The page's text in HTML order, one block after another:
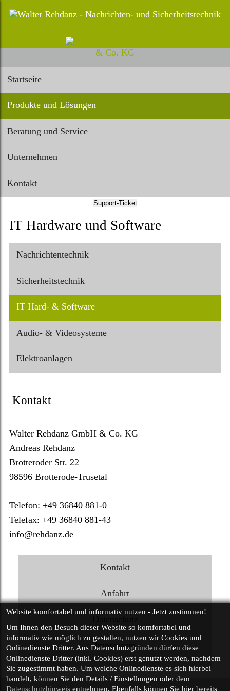
Startseite
Produkte und Lösungen
Beratung und Service
Unternehmen
Kontakt
Support-Ticket
IT Hardware und Software
Nachrichtentechnik
Sicherheitstechnik
IT Hard- & Software
Audio- & Videosysteme
Elektroanlagen
Kontakt
Walter Rehdanz GmbH & Co. KG
Andreas Rehdanz
Brotteroder Str. 22
98596 Brotterode-Trusetal
Telefon: +49 36840 881-0
Telefax: +49 36840 881-43
info@rehdanz.de
Kontakt
Anfahrt
Impressum
Website komfortabel und informativ nutzen - Jetzt zustimmen!
Um Ihnen den Besuch dieser Website so komfortabel und
informativwie möglich zu gestalten, nutzen wir Cookies und
Onlinedienste Dritter. Aus Datenschutzgründen dürfen diese
Onlinedienste Dritter (inkl. Cookies) erst genutzt werden, nachdem
Sie zugestimmt haben. Um welche Onlinedienste es sich hierbei
handelt, können Sie den Details / Einstellungen oder dem
Datenschutzhinweisentnehmen. Ebenfalls können Sie hier bereits